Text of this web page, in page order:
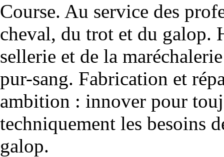
Course. Au service des
cheval, du trot et du galop.
sellerie et de la
pur-sang. Fabrication et
ambition : innover pour
techniquement les besoins
galop.